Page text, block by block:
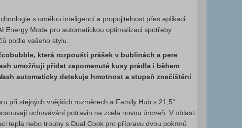
s umělou inteligencí a propojitelnost přes aplikaci
Energy Mode pro automatickou optimalizaci spotřeby
podle vašeho stylu.
která rozpouští prášek v bublinách a pere
umožňují přidat zapomenuté kusy prádla i během
automaticky detekuje hmotnost a stupeň znečištění
při stejných vnějších rozměrech a Family Hub s 21,5"
uchovávání potravin na zcela novou úroveň. V oblasti
tepla nebo trouby s Dual Cook pro přípravu dvou pokrmů